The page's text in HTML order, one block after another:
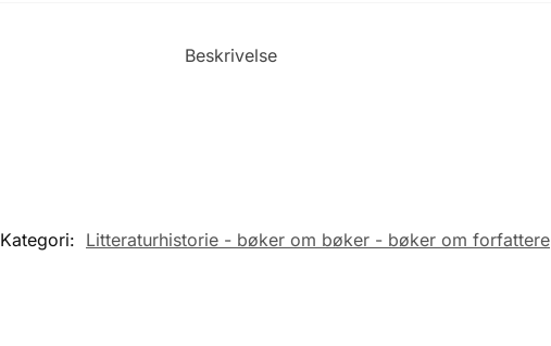
Beskrivelse
Kategori: Litteraturhistorie - bøker om bøker - bøker om forfattere